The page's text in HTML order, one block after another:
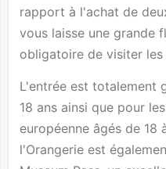
rapport à l'achat de
vous laisse une grande
obligatoire de visiter les
L'entrée est totalement
18 ans ainsi que pour
européenne âgés de 18
l'Orangerie est